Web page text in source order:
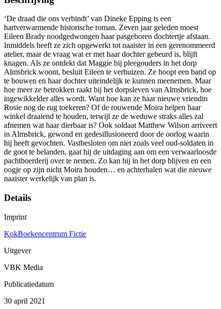
‘De draad die ons verbindt’ van Dineke Epping is een
hartverwarmende historische roman. Zeven jaar geleden moest
Eileen Brady noodgedwongen haar pasgeboren dochtertje afstaan.
Inmiddels heeft ze zich opgewerkt tot naaister in een gerenommeerd
atelier, maar de vraag wat er met haar dochter gebeurd is, blijft
knagen. Als ze ontdekt dat Maggie bij pleegouders in het dorp
Almsbrick woont, besluit Eileen te verhuizen. Ze hoopt een band op
te bouwen en haar dochter uiteindelijk te kunnen meenemen. Maar
hoe meer ze betrokken raakt bij het dorpsleven van Almsbrick, hoe
ingewikkelder alles wordt. Want hoe kan ze haar nieuwe vriendin
Rosie nog de rug toekeren? Of de rouwende Moira helpen haar
winkel draaiend te houden, terwijl ze de weduwe straks alles zal
afnemen wat haar dierbaar is? Ook soldaat Matthew Wilson arriveert
in Almsbrick, gewond en gedesillusioneerd door de oorlog waarin
hij heeft gevochten. Vastbesloten om niet zoals veel oud-soldaten in
de goot te belanden, gaat hij de uitdaging aan om een verwaarloosde
pachtboerderij over te nemen. Zo kan hij in het dorp blijven en een
oogje op zijn nicht Moira houden… en achterhalen wat die nieuwe
naaister werkelijk van plan is.
Details
Imprint
KokBoekencentrum Fictie
Uitgever
VBK Media
Publicatiedatum
30 april 2021